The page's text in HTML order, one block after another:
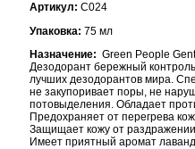
Артикул: С024
Упаковка: 75 мл
Назначение: Green People
Дезодорант бережный
лучших дезодорантов мира.
не закупоривает поры, не
потовыделения. Обладает
Предохраняет от перегрева
Защищает кожу от
Имеет приятный аромат